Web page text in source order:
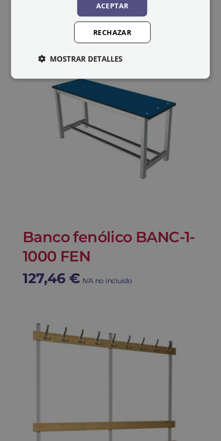
Banco fenólico BANC-1-
1000 FEN
127,46 € IVA no incluido
ACEPTAR
RECHAZAR
MOSTRAR DETALLES